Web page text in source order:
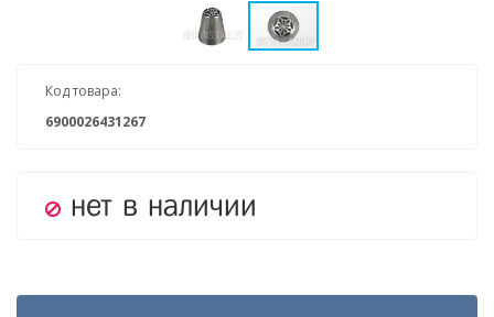
Код товара:
6900026431267
нет в наличии